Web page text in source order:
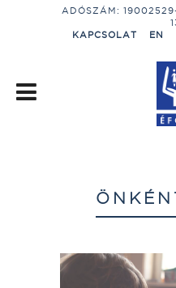
ADÓSZÁM:
KAPCSOLAT
EN